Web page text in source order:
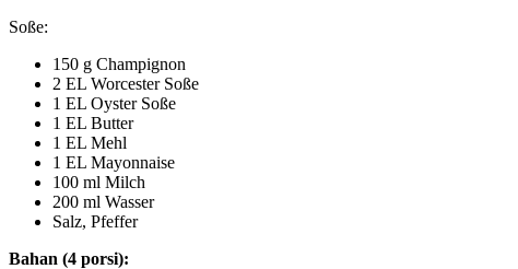
Soße:
150 g Champignon
2 EL Worcester Soße
1 EL Oyster Soße
1 EL Butter
1 EL Mehl
1 EL Mayonnaise
100 ml Milch
200 ml Wasser
Salz, Pfeffer
Bahan (4 porsi):